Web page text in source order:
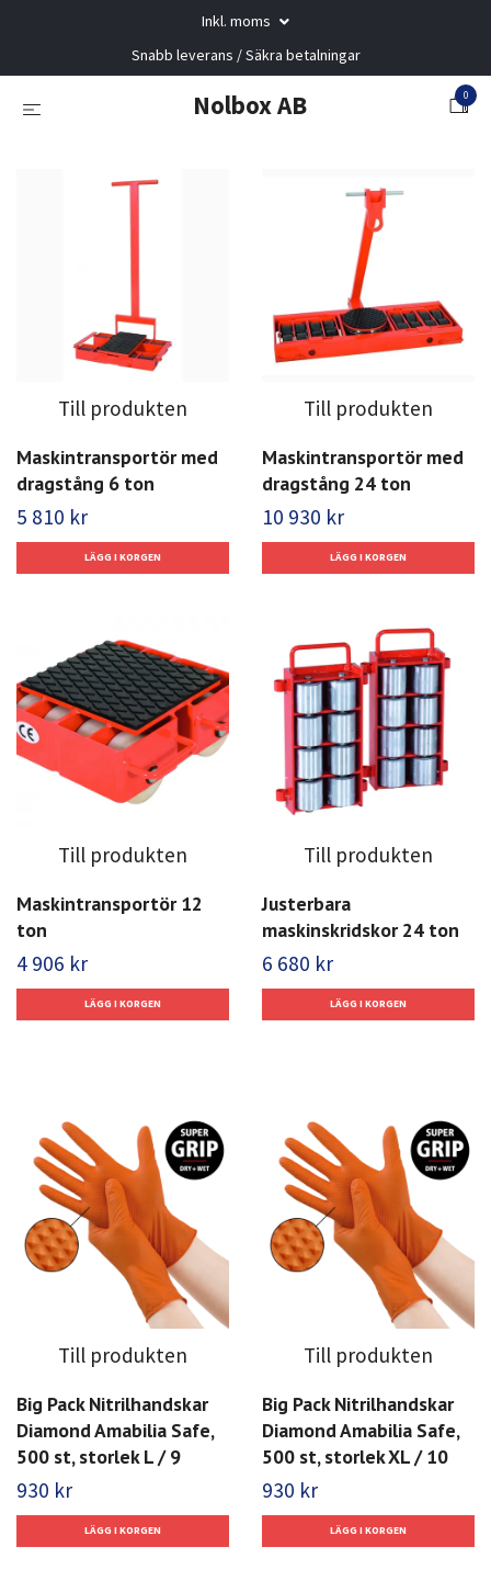
Inkl. moms
Snabb leverans / Säkra betalningar
Nolbox AB 0
Till produkten
Maskintransportör med
dragstång 6 ton
5 810 kr
Till produkten
Maskintransportör med
dragstång 24 ton
10 930 kr
Till produkten
Maskintransportör 12
ton
4 906 kr
Till produkten
Justerbara
maskinskridskor 24 ton
6 680 kr
Till produkten
Big Pack Nitrilhandskar
Diamond Amabilia Safe,
500 st, storlek L / 9
930 kr
Till produkten
Big Pack Nitrilhandskar
Diamond Amabilia Safe,
500 st, storlek XL / 10
930 kr